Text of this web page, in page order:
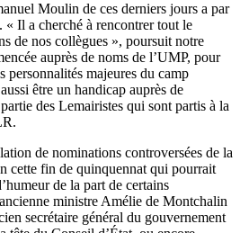
Moulin de ces derniers jours a par
Il a cherché à rencontrer tout le
de nos collègues », poursuit notre
auprès de noms de l’UMP, pour
personnalités majeures du camp
être un handicap auprès de
des Lemairistes qui sont partis à la
de nominations controversées de la
cette fin de quinquennat qui pourrait
de la part de certains
ministre Amélie de Montchalin
secrétaire général du gouvernement